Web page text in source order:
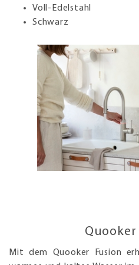
Voll-Edelstahl
Schwarz
Quooker
Mit dem Quooker Fusion